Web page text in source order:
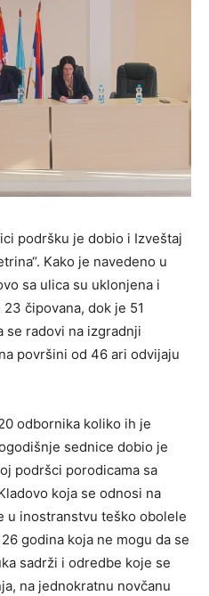
podršku je dobio i Izveštaj
Kako je navedeno u
sa ulica su uklonjena i
čipovana, dok je 51
se radovi na izgradnji
površini od 46 ari odvijaju
odbornika koliko ih je
sednice dobio je
podršci porodicama sa
koja se odnosi na
u inostranstvu teško obolele
godina koja ne mogu da se
sadrži i odredbe koje se
na jednokratnu novčanu